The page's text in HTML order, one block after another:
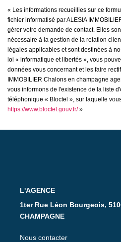
« Les informations recueillies sur ce
fichier informatisé par ALESIA
gérer votre demande de contact. Elles
nécessaire à la gestion de la relation
légales applicables et sont destinées à
loi « informatique et libertés », vous
données vous concernant et les faire
IMMOBILIER Chalons en champagne
vous informons de l'existence de la liste
téléphonique « Bloctel », sur laquelle
https://www.bloctel.gouv.fr/»
L'AGENCE
1ter Rue Léon Bourgeois,
CHAMPAGNE
Nous contacter